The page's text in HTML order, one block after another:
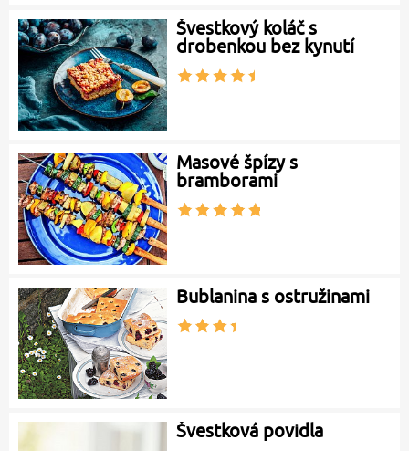
Švestkový koláč s
drobenkou bez kynutí
Masové špízy s
bramborami
Bublanina s ostružinami
Švestková povidla